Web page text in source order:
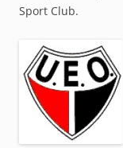
Sport Club.